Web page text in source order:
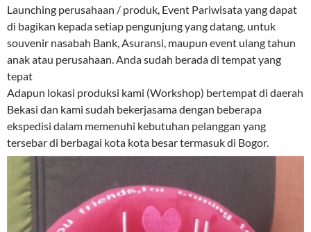
Launching perusahaan / produk, Event Pariwisata yang dapat
di bagikan kepada setiap pengunjung yang datang, untuk
souvenir nasabah Bank, Asuransi, maupun event ulang tahun
anak atau perusahaan. Anda sudah berada di tempat yang
tepat
Adapun lokasi produksi kami (Workshop) bertempat di daerah
Bekasi dan kami sudah bekerjasama dengan beberapa
ekspedisi dalam memenuhi kebutuhan pelanggan yang
tersebar di berbagai kota kota besar termasuk di Bogor.